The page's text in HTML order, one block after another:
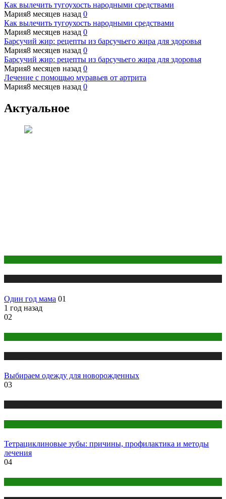
Как вылечить тугоухость народными средствами
Мария8 месяцев назад 0
Как вылечить тугоухость народными средствами
Мария8 месяцев назад 0
Барсучий жир: рецепты из барсучьего жира для здоровья
Мария8 месяцев назад 0
Барсучий жир: рецепты из барсучьего жира для здоровья
Мария8 месяцев назад 0
Лечение с помощью муравьев от артрита
Мария8 месяцев назад 0
Актуальное
Один год мама 01
1 год назад
02
Выбираем одежду для новорожденных
03
Тетрациклиновые зубы: причины, профилактика и методы
лечения
04